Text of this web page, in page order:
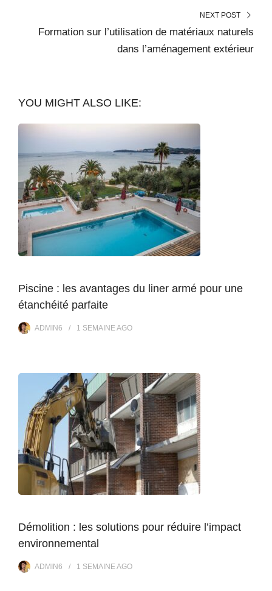
NEXT POST
Formation sur l’utilisation de matériaux naturels
dans l’aménagement extérieur
YOU MIGHT ALSO LIKE:
Piscine : les avantages du liner armé pour une
étanchéité parfaite
ADMIN6 1 SEMAINE AGO
Démolition : les solutions pour réduire l’impact
environnemental
ADMIN6 1 SEMAINE AGO